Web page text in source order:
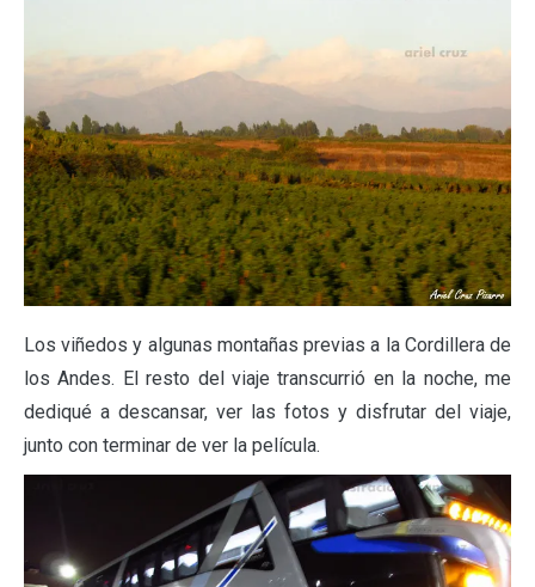
Los viñedos y algunas montañas previas a la Cordillera de
los Andes. El resto del viaje transcurrió en la noche, me
dediqué a descansar, ver las fotos y disfrutar del viaje,
junto con terminar de ver la película.